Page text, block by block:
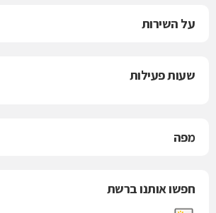
על השירות
שעות פעילות
מפה
חפשו אותנו ברשת